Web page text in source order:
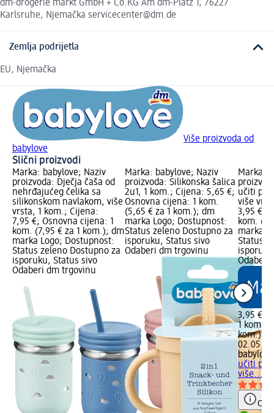
dm-drogerie markt GmbH + Co.KG Am dm-Platz 1, 76227
Karlsruhe, Njemačka servicecenter@dm.de
Zemlja podrijetla
EU, Njemačka
Više proizvoda od
babylove
Slični proizvodi
Marka: babylove; Naziv
proizvoda: Dječja čaša od
nehrđajućeg čelika sa
silikonskom navlakom, više
vrsta, 1 kom.; Cijena:
7,95 €; Osnovna cijena: 1
kom. (7,95 € za 1 kom.); dm
marka Logo; Dostupnost:
Status zeleno Dostupno za
isporuku, Status sivo
Odaberi dm trgovinu
Marka: babylove; Naziv
proizvoda: Silikonska šalica
2u1, 1 kom.; Cijena: 5,65 €;
Osnovna cijena: 1 kom.
(5,65 € za 1 kom.); dm
marka Logo; Dostupnost:
Status zeleno Dostupno za
isporuku, Status sivo
Odaberi dm trgovinu
Marka:
učiti
više
3,95 €;
kom.
marka
Status
Odaberi
3,95 €
1 kom.
kom.)
babylove
učiti
više...,